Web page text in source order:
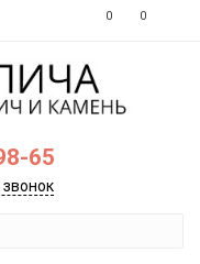
0 0
65